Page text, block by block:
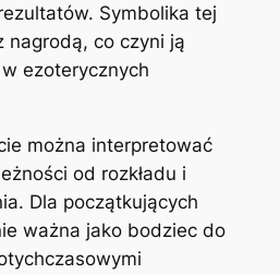
Symbolika tej
nagrodą, co czyni ją
ezoterycznych
można interpretować
od rozkładu i
Dla początkujących
ważna jako bodziec do